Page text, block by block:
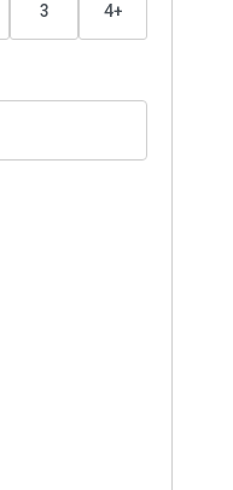
3 4+